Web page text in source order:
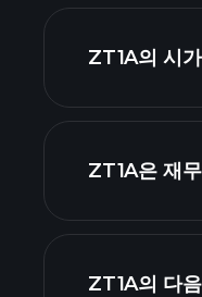
ZT1A의 시
순위
ZT1A은 재
ZT1A의 다